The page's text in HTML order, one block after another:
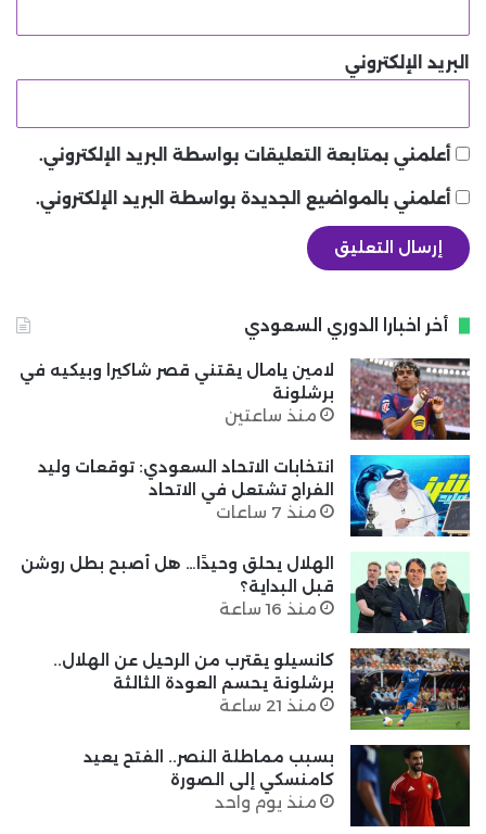
البريد الإلكتروني
أعلمني بمتابعة التعليقات بواسطة البريد الإلكتروني.
أعلمني بالمواضيع الجديدة بواسطة البريد الإلكتروني.
أخر اخبارا الدوري السعودي
لامين يامال يقتني قصر شاكيرا وبيكيه في
برشلونة
منذ ساعتين
انتخابات الاتحاد السعودي: توقعات وليد
الفراج تشتعل في الاتحاد
منذ 7 ساعات
الهلال يحلق وحيدًا… هل أصبح بطل روشن
قبل البداية؟
منذ 16 ساعة
كانسيلو يقترب من الرحيل عن الهلال..
برشلونة يحسم العودة الثالثة
منذ 21 ساعة
بسبب مماطلة النصر.. الفتح يعيد
كامنسكي إلى الصورة
منذ يوم واحد